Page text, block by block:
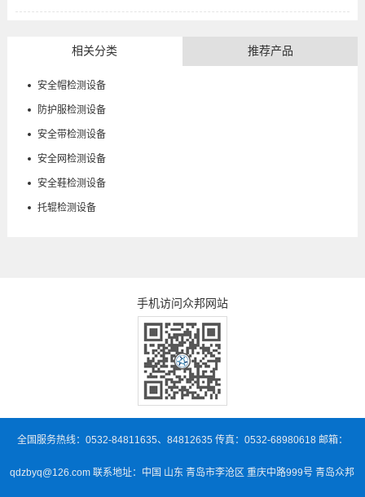
相关分类 推荐产品
安全帽检测设备
防护服检测设备
安全带检测设备
安全网检测设备
安全鞋检测设备
托辊检测设备
手机访问众邦网站
全国服务热线：0532-84811635、84812635 传真：0532-68980618 邮箱：
qdzbyq@126.com 联系地址：中国 山东 青岛市李沧区 重庆中路999号 青岛众邦